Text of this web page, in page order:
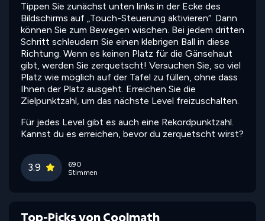
Tippen Sie zunächst unten links in der Ecke des
Bildschirms auf „Touch-Steuerung aktivieren“. Dann
können Sie zum Bewegen wischen. Bei jedem dritten
Schritt schleudern Sie einen klebrigen Ball in diese
Richtung. Wenn es keinen Platz für die Gänsehaut
gibt, werden Sie zerquetscht! Versuchen Sie, so viel
Platz wie möglich auf der Tafel zu füllen, ohne dass
Ihnen der Platz ausgeht. Erreichen Sie die
Zielpunktzahl, um das nächste Level freizuschalten.
Für jedes Level gibt es auch eine Rekordpunktzahl.
Kannst du es erreichen, bevor du zerquetscht wirst?
3.9
690
Stimmen
Top-Picks von Coolmath